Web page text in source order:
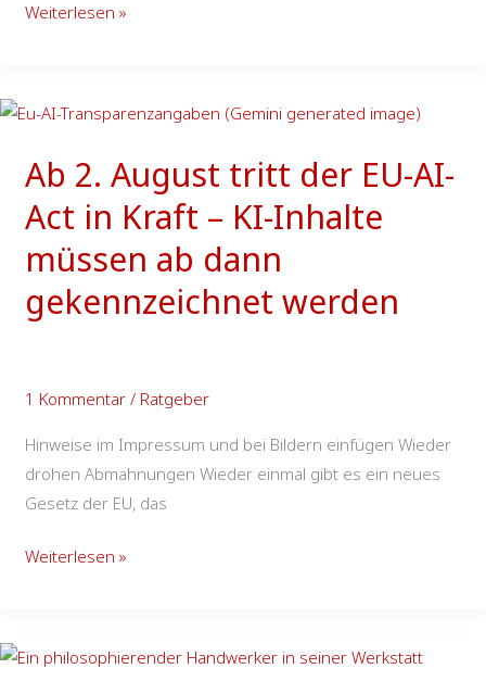
Weiterlesen »
Ab 2. August tritt der EU-AI-
Act in Kraft – KI-Inhalte
müssen ab dann
gekennzeichnet werden
1 Kommentar / Ratgeber
Hinweise im Impressum und bei Bildern einfügen Wieder
drohen Abmahnungen Wieder einmal gibt es ein neues
Gesetz der EU, das
Ab
August
der
EU-
Act
–
dann
Weiterlesen »
Braucht